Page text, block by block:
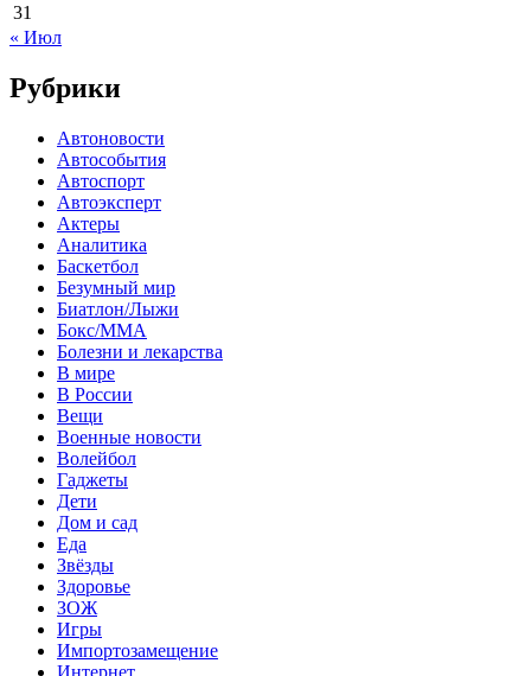
31
« Июл
Рубрики
Автоновости
Автособытия
Автоспорт
Автоэксперт
Актеры
Аналитика
Баскетбол
Безумный мир
Биатлон/Лыжи
Бокс/MMA
Болезни и лекарства
В мире
В России
Вещи
Военные новости
Волейбол
Гаджеты
Дети
Дом и сад
Еда
Звёзды
Здоровье
ЗОЖ
Игры
Импортозамещение
Интернет